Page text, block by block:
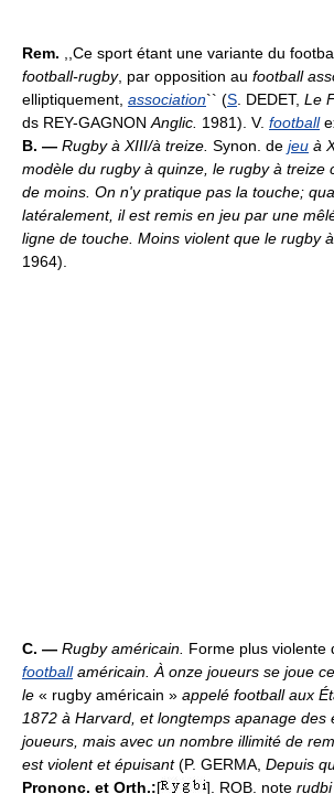
Rem. ,,Ce sport étant une variante du
football-rugby, par opposition au football
elliptiquement, association`` (S . DEDET, Le
ds REY-GAGNON Anglic. 1981). V. football
B. — Rugby à XIII/à treize. Synon. de jeu à
modèle du rugby à quinze, le rugby à treize
de moins. On n'y pratique pas la touche;
latéralement, il est remis en jeu par une
ligne de touche. Moins violent que le rugby
1964).
C. — Rugby américain. Forme plus violente
footballaméricain. À onze joueurs se joue
le « rugby américain » appelé football aux
1872 à Harvard, et longtemps apanage des
joueurs, mais avec un nombre illimité de
est violent et épuisant(P. GERMA, Depuis
Prononc. et Orth.:[ ]. ROB. note rudbi